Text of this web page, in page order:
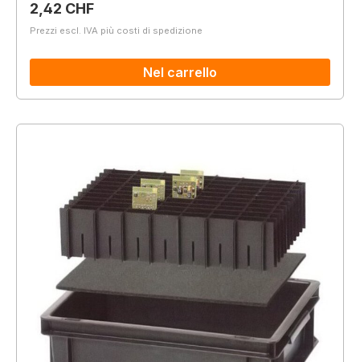
Prezzo normale:
2,42 CHF
Prezzi escl. IVA più costi di spedizione
Nel carrello